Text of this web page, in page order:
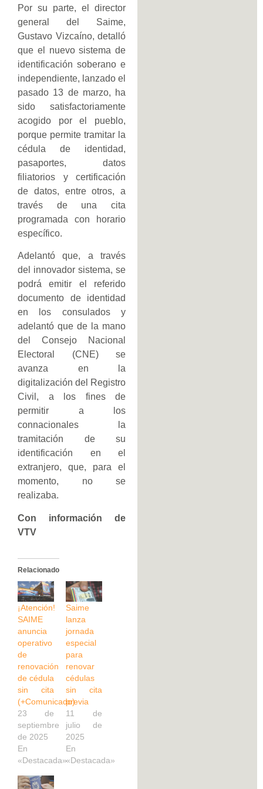
Por su parte, el director
general del Saime,
Gustavo Vizcaíno, detalló
que el nuevo sistema de
identificación soberano e
independiente, lanzado el
pasado 13 de marzo, ha
sido satisfactoriamente
acogido por el pueblo,
porque permite tramitar la
cédula de identidad,
pasaportes, datos
filiatorios y certificación
de datos, entre otros, a
través de una cita
programada con horario
específico.
Adelantó que, a través
del innovador sistema, se
podrá emitir el referido
documento de identidad
en los consulados y
adelantó que de la mano
del Consejo Nacional
Electoral (CNE) se
avanza en la
digitalización del Registro
Civil, a los fines de
permitir a los
connacionales la
tramitación de su
identificación en el
extranjero, que, para el
momento, no se
realizaba.
Con información de
VTV
Relacionado
¡Atención!
SAIME
anuncia
operativo
de
renovación
de cédula
sin cita
(+Comunicado)
23 de
septiembre
de 2025
En
«Destacada»
Saime
lanza
jornada
especial
para
renovar
cédulas
sin cita
previa
11 de
julio de
2025
En
«Destacada»